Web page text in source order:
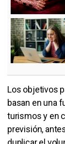
Los objetivos
basan en una
turismos y en
previsión,